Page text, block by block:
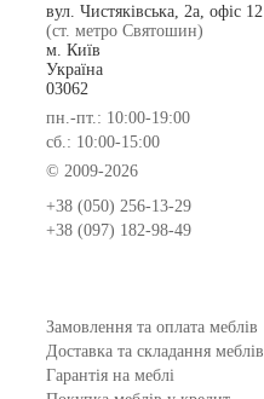
вул. Чистяківська, 2а, офіс 12
(ст. метро Святошин)
м. Київ
Україна
03062
пн.-пт.: 10:00-19:00
сб.: 10:00-15:00
© 2009-2026
+38 (050) 256-13-29
+38 (097) 182-98-49
Замовлення та оплата меблів
Доставка та складання меблів
Гарантія на меблі